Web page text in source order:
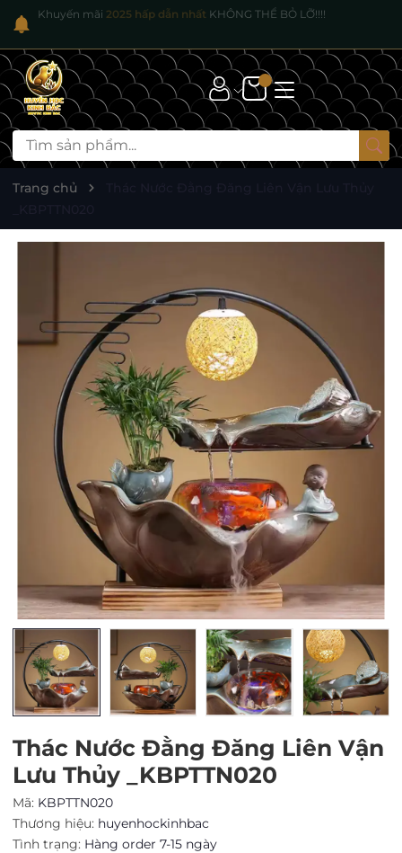
Khuyến mãi 2025 hấp dẫn nhất KHÔNG THỂ BỎ LỠ!!!!
Trang chủ
Thác Nước Đằng Đăng Liên Vận
Lưu Thủy _KBPTTN020
Mã: KBPTTN020
Thương hiệu: huyenhockinhbac
Tình trạng: Hàng order 7-15 ngày
Mã giảm giá:
Ngày hết hạn: